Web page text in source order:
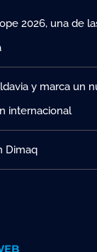
2026, una de
y marca un
internacional
Dimaq